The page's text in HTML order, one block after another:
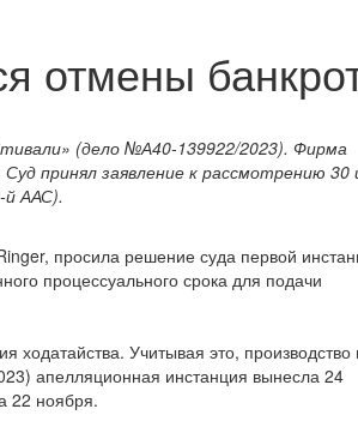
отмены
(дело №А40-139922/2023). Фирма
принял заявление к рассмотрению 30
й ААС).
просила решение суда первой
процессуального срока для подачи
ходатайства. Учитывая это, производство
апелляционная инстанция вынесла 24
22 ноября.